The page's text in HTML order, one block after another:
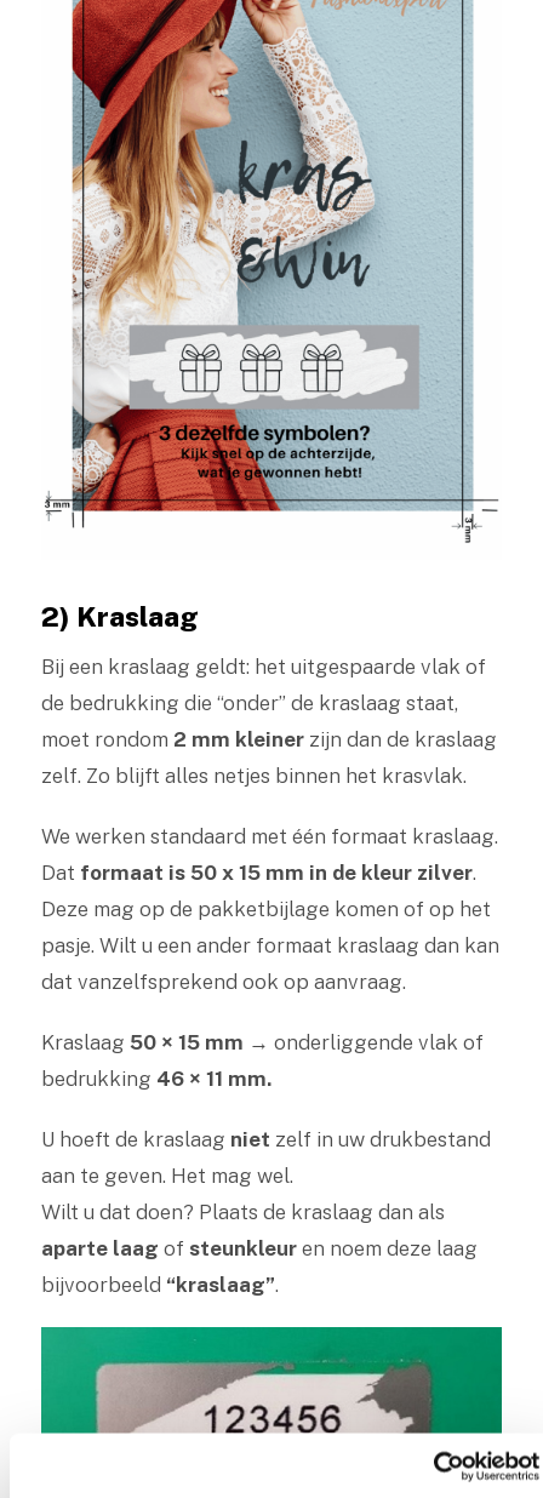
2) Kraslaag
Bij een kraslaag geldt: het uitgespaarde vlak of
de bedrukking die “onder” de kraslaag staat,
moet rondom 2 mm kleinerzijn dan de kraslaag
zelf. Zo blijft alles netjes binnen het krasvlak.
We werken standaard met één formaat kraslaag.
Dat formaat is 50 x 15 mm in de kleur zilver.
Deze mag op de pakketbijlage komen of op het
pasje. Wilt u een ander formaat kraslaag dan kan
dat vanzelfsprekend ook op aanvraag.
Kraslaag 50 × 15 mm → onderliggende vlak of
bedrukking 46 × 11 mm.
U hoeft de kraslaag niet zelf in uw drukbestand
aan te geven. Het mag wel.
Wilt u dat doen? Plaats de kraslaag dan als
aparte laag of steunkleuren noem deze laag
bijvoorbeeld “kraslaag”.